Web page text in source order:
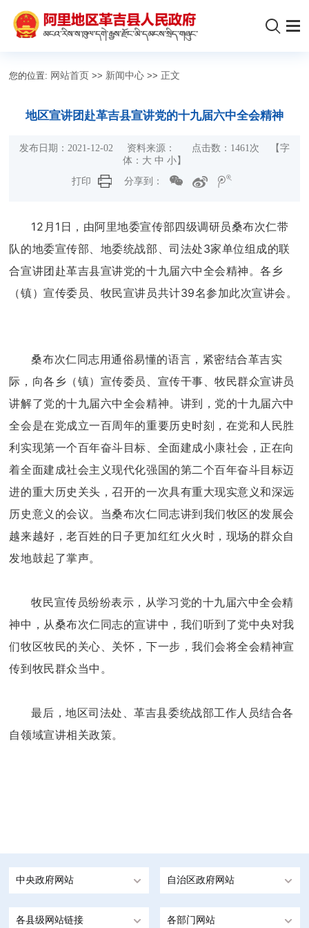
您的位置: 网站首页 >> 新闻中心 >> 正文
地区宣讲团赴革吉县宣讲党的十九届六中全会精神
发布日期：2021-12-02 资料来源： 点击数： 1461次
【字
体： 大 中 小】
打印
分享到：
12月1日，由阿里地委宣传部四级调研员桑布次仁带
队的地委宣传部、地委统战部、司法处3家单位组成的联
合宣讲团赴革吉县宣讲党的十九届六中全会精神。各乡
（镇）宣传委员、牧民宣讲员共计39名参加此次宣讲会。
桑布次仁同志用通俗易懂的语言，紧密结合革吉实
际，向各乡（镇）宣传委员、宣传干事、牧民群众宣讲员
讲解了党的十九届六中全会精神。讲到，党的十九届六中
全会是在党成立一百周年的重要历史时刻，在党和人民胜
利实现第一个百年奋斗目标、全面建成小康社会，正在向
着全面建成社会主义现代化强国的第二个百年奋斗目标迈
进的重大历史关头，召开的一次具有重大现实意义和深远
历史意义的会议。当桑布次仁同志讲到我们牧区的发展会
越来越好，老百姓的日子更加红红火火时，现场的群众自
发地鼓起了掌声。
牧民宣传员纷纷表示，从学习党的十九届六中全会精
神中，从桑布次仁同志的宣讲中，我们听到了党中央对我
们牧区牧民的关心、关怀，下一步，我们会将全会精神宣
传到牧民群众当中。
最后，地区司法处、革吉县委统战部工作人员结合各
自领域宣讲相关政策。
中央政府网站 自治区政府网站
各县级网站链接 各部门网站